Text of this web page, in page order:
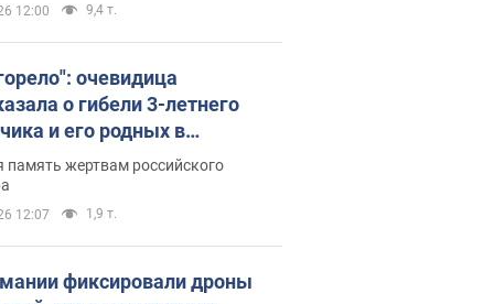
12:00 9,4 т.
очевидица
о гибели 3-летнего
и его родных в
атаки РФ на Киевскую
Видео и фото
память жертвам российского
12:07 1,9 т.
фиксировали дроны